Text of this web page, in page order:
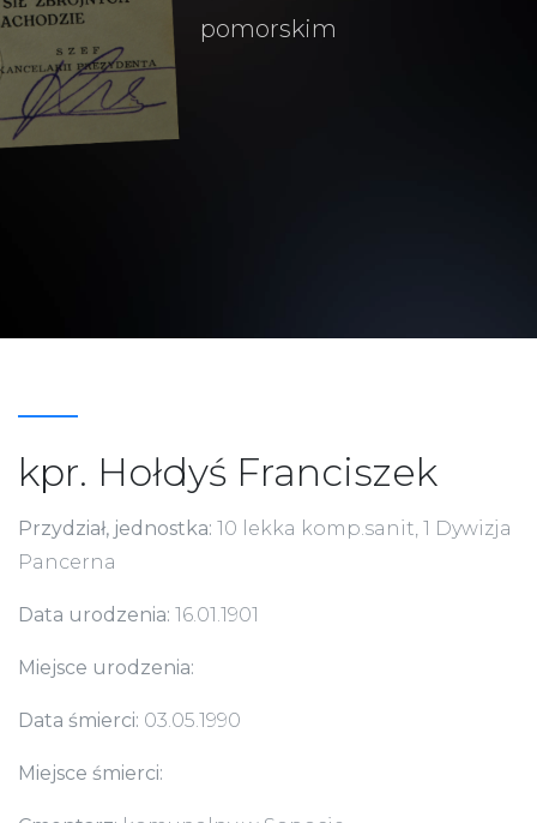
pomorskim
kpr. Hołdyś Franciszek
Przydział, jednostka: 10 lekka komp.sanit, 1 Dywizja
Pancerna
Data urodzenia: 16.01.1901
Miejsce urodzenia:
Data śmierci: 03.05.1990
Miejsce śmierci: